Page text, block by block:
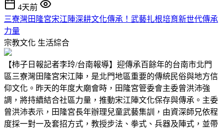
4天前
三寮灣田隆宮宋江陣深耕文化傳承！武藝扎根培育新世代傳承
力量
宗教文化 生活綜合
【柿子日報記者李玲/台南報導】迎傳承百餘年的台南市北門
區三寮灣田隆宮宋江陣，是北門地區重要的傳統民俗與地方信
仰文化。昨天的年度大廟會時，田隆宮管委會主委曾洪沛強
調，將持續結合社區力量，推動宋江陣文化保存與傳承。主委
曾洪沛表示，田隆宮長年辦理兒童武藝集訓，由資深師兄依程
度採一對一及套招方式，教授步法、拳式、兵器及陣式，並帶